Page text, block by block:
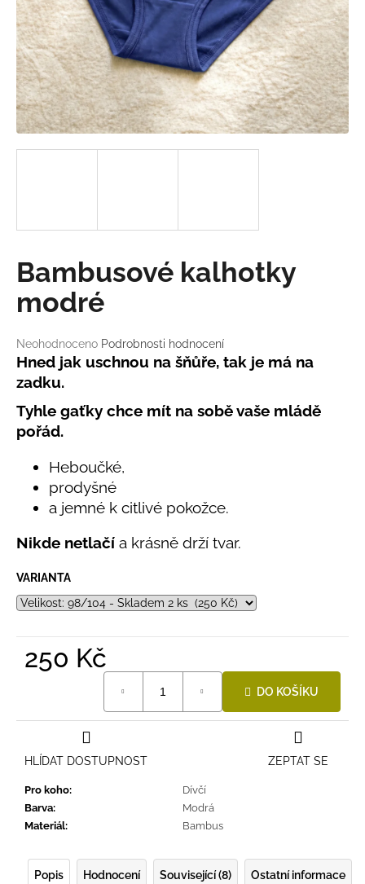
Průměrné
hodnocení
produktu
je
0,0
z
5
Neohodnoceno Podrobnosti hodnocení
Bambusové kalhotky
modré
Hned jak uschnou na šňůře, tak je má na
zadku.
Tyhle gaťky chce mít na sobě vaše mládě
pořád.
Heboučké,
prodyšné
a jemné k citlivé pokožce.
Nikde netlačí a krásně drží tvar.
VARIANTA
250 Kč
DO KOŠÍKU
Pro koho:
Dívčí
Barva:
Modrá
Materiál: Bambus
ZEPTAT SE
HLÍDAT DOSTUPNOST
Popis Hodnocení Související (8) Ostatní informace
a
j
í
t
?
D
o
p
o
u
č
u
j
e
m
LETNÍ
RYCHLESCHNOUCÍ
TYRKYSOVÉ
695
Kč